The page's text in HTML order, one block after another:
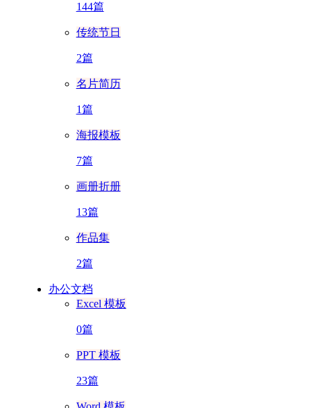
144篇
传统节日
2篇
名片简历
1篇
海报模板
7篇
画册折册
13篇
作品集
2篇
办公文档
Excel 模板
0篇
PPT 模板
23篇